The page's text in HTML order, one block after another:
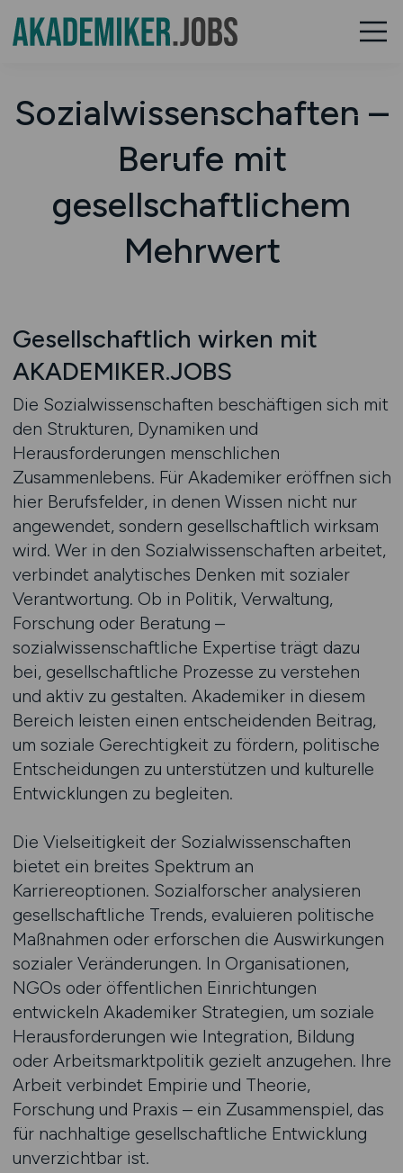
Sozialwissenschaften –
Berufe mit
gesellschaftlichem
Mehrwert
Gesellschaftlich wirken mit
AKADEMIKER.JOBS
Die Sozialwissenschaften beschäftigen sich mit
den Strukturen, Dynamiken und
Herausforderungen menschlichen
Zusammenlebens. Für Akademiker eröffnen sich
hier Berufsfelder, in denen Wissen nicht nur
angewendet, sondern gesellschaftlich wirksam
wird. Wer in den Sozialwissenschaften arbeitet,
verbindet analytisches Denken mit sozialer
Verantwortung. Ob in Politik, Verwaltung,
Forschung oder Beratung –
sozialwissenschaftliche Expertise trägt dazu
bei, gesellschaftliche Prozesse zu verstehen
und aktiv zu gestalten. Akademiker in diesem
Bereich leisten einen entscheidenden Beitrag,
um soziale Gerechtigkeit zu fördern, politische
Entscheidungen zu unterstützen und kulturelle
Entwicklungen zu begleiten.
Die Vielseitigkeit der Sozialwissenschaften
bietet ein breites Spektrum an
Karriereoptionen. Sozialforscher analysieren
gesellschaftliche Trends, evaluieren politische
Maßnahmen oder erforschen die Auswirkungen
sozialer Veränderungen. In Organisationen,
NGOs oder öffentlichen Einrichtungen
entwickeln Akademiker Strategien, um soziale
Herausforderungen wie Integration, Bildung
oder Arbeitsmarktpolitik gezielt anzugehen. Ihre
Arbeit verbindet Empirie und Theorie,
Forschung und Praxis – ein Zusammenspiel, das
für nachhaltige gesellschaftliche Entwicklung
unverzichtbar ist.